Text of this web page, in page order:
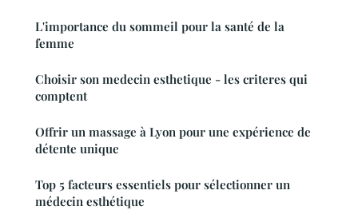
L'importance du sommeil pour la santé de la
femme
Choisir son medecin esthetique - les criteres qui
comptent
Offrir un massage à Lyon pour une expérience de
détente unique
Top 5 facteurs essentiels pour sélectionner un
médecin esthétique